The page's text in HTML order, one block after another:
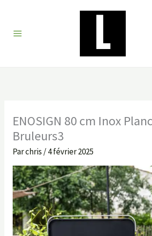
contenu
ENOSIGN 80 cm Inox
Bruleurs3
Parchris /4 février 2025